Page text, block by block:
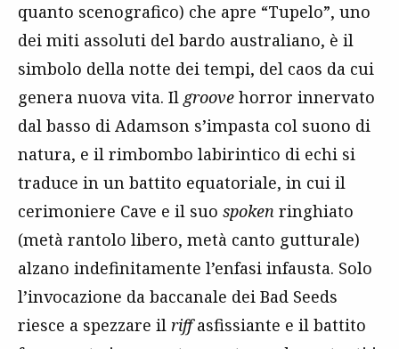
quanto scenografico) che apre “Tupelo”, uno
dei miti assoluti del bardo australiano, è il
simbolo della notte dei tempi, del caos da cui
genera nuova vita. Il groove horror innervato
dal basso di Adamson s’impasta col suono di
natura, e il rimbombo labirintico di echi si
traduce in un battito equatoriale, in cui il
cerimoniere Cave e il suo spoken ringhiato
(metà rantolo libero, metà canto gutturale)
alzano indefinitamente l’enfasi infausta. Solo
l’invocazione da baccanale dei Bad Seeds
riesce a spezzare il riffasfissiante e il battito